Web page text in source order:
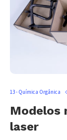
13 - Química Orgânica
Modelos
laser